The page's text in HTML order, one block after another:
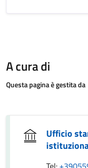
A cura di
Questa pagina è gestita da
Ufficio